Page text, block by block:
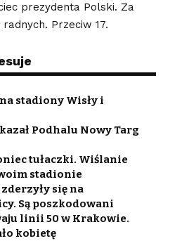
prezydenta Polski. Za
Przeciw 17.
stadiony Wisły i
Podhalu Nowy Targ
tułaczki. Wiślanie
stadionie
się na
Są poszkodowani
linii 50 w Krakowie.
kobietę